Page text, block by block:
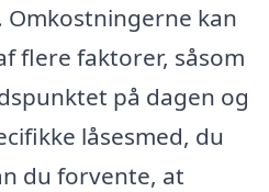
kan
flere faktorer, såsom
på dagen og
låsesmed, du
du forvente, at